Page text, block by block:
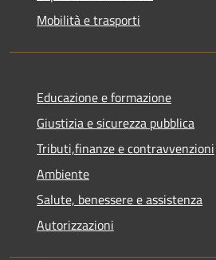
Mobilità e trasporti
Educazione e formazione
Giustizia e sicurezza pubblica
Tributi,finanze e contravvenzioni
Ambiente
Salute, benessere e assistenza
Autorizzazioni